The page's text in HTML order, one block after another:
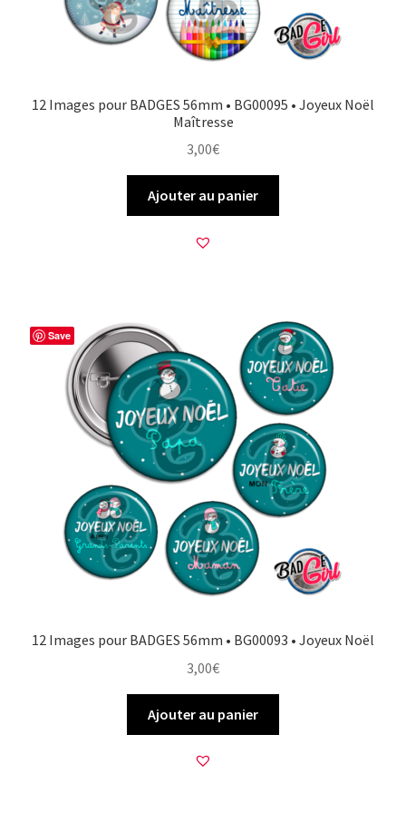
12 Images pour BADGES 56mm • BG00095 • Joyeux Noël
Maîtresse
3,00€
Ajouter au panier
Save
12 Images pour BADGES 56mm • BG00093 • Joyeux Noël
3,00€
Ajouter au panier